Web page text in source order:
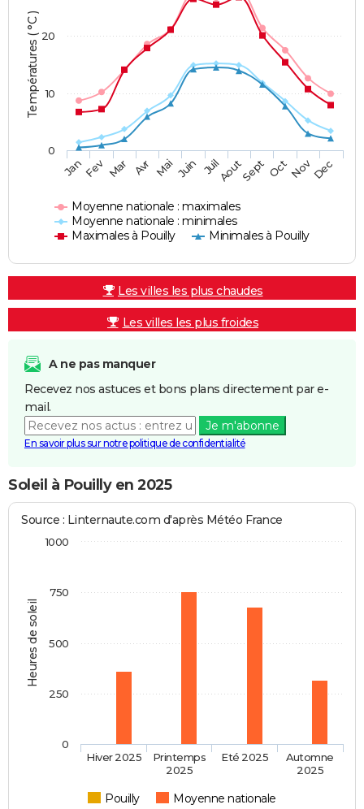
Températures ( °C )
Moyenne nationale : maximales
Moyenne nationale : minimales
Maximales à Pouilly
Minimales à Pouilly
JanFev Mar Avr Mai Juin JuilAoutSept OctNovDec
0
10
20
Les villes les plus chaudes
Les villes les plus froides
A ne pas manquer
Recevez nos astuces et bons plans directement par e-
mail.
Je m'abonne
En savoir plus sur notre politique de confidentialité
Soleil à Pouilly en 2025
Heures de soleil
Source : Linternaute.com d'après Météo France
Pouilly Moyenne nationale
Hiver 2025
Printemps
2025
Eté 2025
Automne
2025
0
250
500
750
1000